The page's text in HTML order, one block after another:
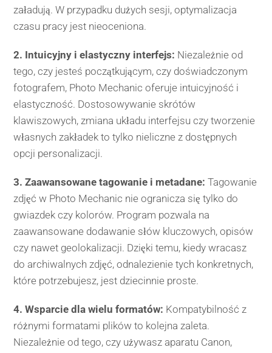
załadują. W przypadku dużych sesji, optymalizacja
czasu pracy jest nieoceniona.
2. Intuicyjny i elastyczny interfejs: Niezależnie od
tego, czy jesteś początkującym, czy doświadczonym
fotografem, Photo Mechanic oferuje intuicyjność i
elastyczność. Dostosowywanie skrótów
klawiszowych, zmiana układu interfejsu czy tworzenie
własnych zakładek to tylko nieliczne z dostępnych
opcji personalizacji.
3. Zaawansowane tagowanie i metadane: Tagowanie
zdjęć w Photo Mechanic nie ogranicza się tylko do
gwiazdek czy kolorów. Program pozwala na
zaawansowane dodawanie słów kluczowych, opisów
czy nawet geolokalizacji. Dzięki temu, kiedy wracasz
do archiwalnych zdjęć, odnalezienie tych konkretnych,
które potrzebujesz, jest dziecinnie proste.
4. Wsparcie dla wielu formatów: Kompatybilność z
różnymi formatami plików to kolejna zaleta.
Niezależnie od tego, czy używasz aparatu Canon,